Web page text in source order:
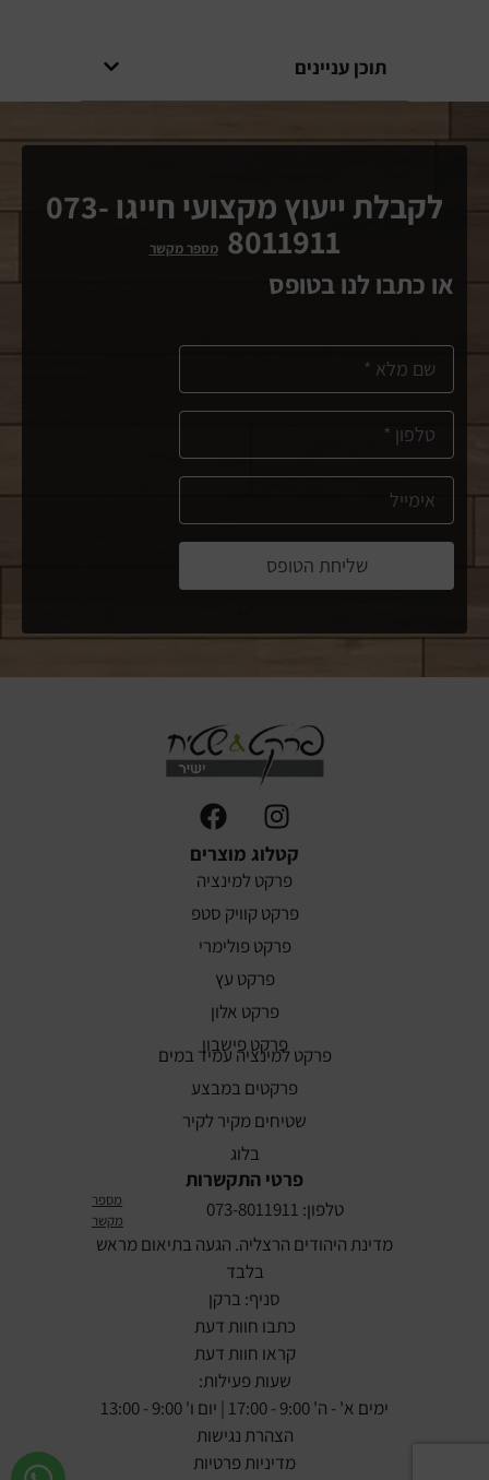
תוכן עניינים
לקבלת ייעוץ מקצועי חייגו 073-
8011911 מספר מקשר
או כתבו לנו בטופס
שליחת הטופס
קטלוג מוצרים
פרקט למינציה
פרקט קוויק סטפ
פרקט פולימרי
פרקט עץ
פרקט אלון
פרקט פישבון
פרקט למינציה עמיד במים
פרקטים במבצע
שטיחים מקיר לקיר
בלוג
פרטי התקשרות
טלפון: 073-8011911
מספר
מקשר
מדינת היהודים הרצליה. הגעה בתיאום מראש
בלבד
סניף: ברקן
כתבו חוות דעת
קראו חוות דעת
שעות פעילות:
ימים א' - ה' 9:00 - 17:00 | יום ו' 9:00 - 13:00
הצהרת נגישות
מדיניות פרטיות